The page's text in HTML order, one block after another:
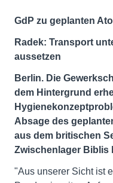
GdP zu geplanten
Radek: Transport
aussetzen
Berlin. Die
dem Hintergrund
Absage des
aus dem britischen
Zwischenlager Biblis
"Aus unserer Sicht ist